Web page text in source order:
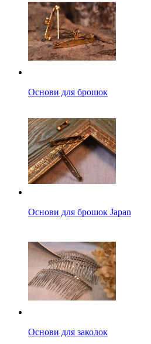
Основи для брошок
Основи для брошок Japan
Основи для заколок